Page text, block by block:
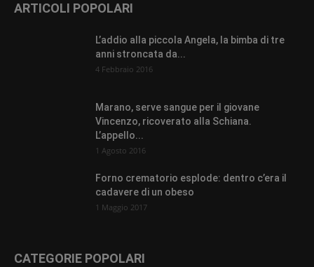
ARTICOLI POPOLARI
L’addio alla piccola Angela, la bimba di tre
anni stroncata da...
4 Febbraio 2016
Marano, serve sangue per il giovane
Vincenzo, ricoverato alla Schiana.
L’appello...
1 Agosto 2016
Forno crematorio esplode: dentro c’era il
cadavere di un obeso
1 Maggio 2017
CATEGORIE POPOLARI